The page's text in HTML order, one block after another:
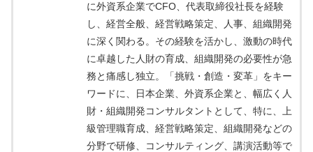
に外資系企業でCFO、代表取締役社長を経験
し、経営全般、経営戦略策定、人事、組織開発
に深く関わる。その経験を活かし、激動の時代
に卓越した人財の育成、組織開発の必要性が急
務と痛感し独立。「挑戦・創造・変革」をキー
ワードに、日本企業、外資系企業と、幅広く人
財・組織開発コンサルタントとして、特に、上
級管理職育成、経営戦略策定、組織開発などの
分野で研修、コンサルティング、講演活動等で